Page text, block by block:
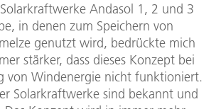
Andasol 1, 2 und 3
in denen zum Speichern von
genutzt wird, bedrückte mich
stärker, dass dieses Konzept bei
von Windenergie nicht funktioniert.
Solarkraftwerke sind bekannt und